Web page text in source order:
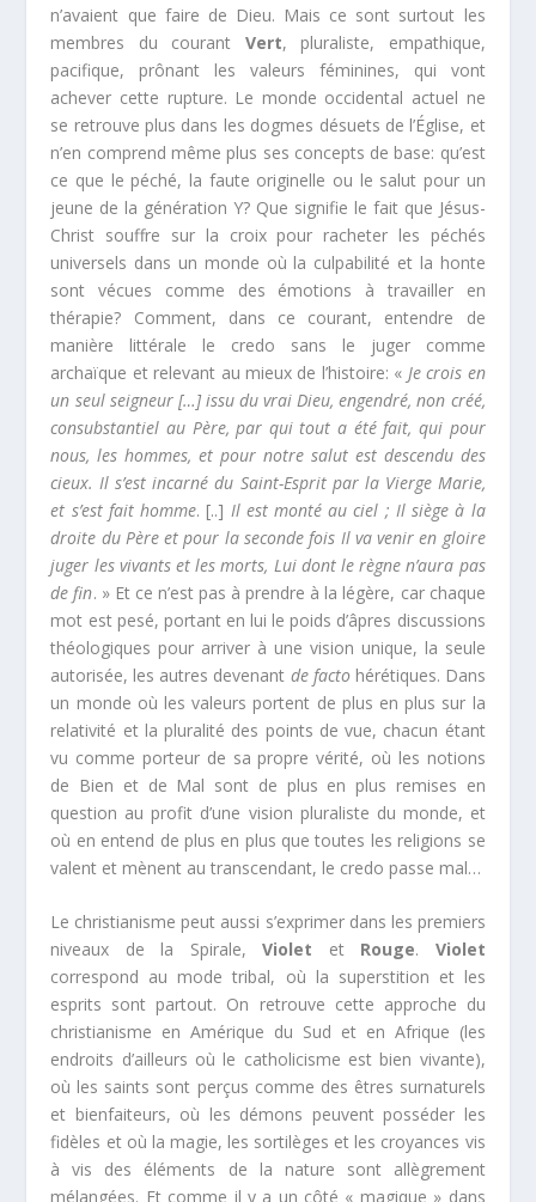
n’avaient que faire de Dieu. Mais ce sont surtout les
membres du courant Vert, pluraliste, empathique,
pacifique, prônant les valeurs féminines, qui vont
achever cette rupture. Le monde occidental actuel ne
se retrouve plus dans les dogmes désuets de l’Église, et
n’en comprend même plus ses concepts de base: qu’est
ce que le péché, la faute originelle ou le salut pour un
jeune de la génération Y? Que signifie le fait que Jésus-
Christ souffre sur la croix pour racheter les péchés
universels dans un monde où la culpabilité et la honte
sont vécues comme des émotions à travailler en
thérapie? Comment, dans ce courant, entendre de
manière littérale le credo sans le juger comme
archaïque et relevant au mieux de l’histoire: « Je crois en
un seul seigneur […] issu du vrai Dieu, engendré, non créé,
consubstantiel au Père, par qui tout a été fait, qui pour
nous, les hommes, et pour notre salut est descendu des
cieux. Il s’est incarné du Saint-Esprit par la Vierge Marie,
et s’est fait homme. [..] Il est monté au ciel ; Il siège à la
droite du Père et pour la seconde fois Il va venir en gloire
juger les vivants et les morts, Lui dont le règne n’aura pas
de fin. » Et ce n’est pas à prendre à la légère, car chaque
mot est pesé, portant en lui le poids d’âpres discussions
théologiques pour arriver à une vision unique, la seule
autorisée, les autres devenant de facto hérétiques. Dans
un monde où les valeurs portent de plus en plus sur la
relativité et la pluralité des points de vue, chacun étant
vu comme porteur de sa propre vérité, où les notions
de Bien et de Mal sont de plus en plus remises en
question au profit d’une vision pluraliste du monde, et
où en entend de plus en plus que toutes les religions se
valent et mènent au transcendant, le credo passe mal…
Le christianisme peut aussi s’exprimer dans les premiers
niveaux de la Spirale,Violet et Rouge. Violet
correspond au mode tribal, où la superstition et les
esprits sont partout. On retrouve cette approche du
christianisme en Amérique du Sud et en Afrique (les
endroits d’ailleurs où le catholicisme est bien vivante),
où les saints sont perçus comme des êtres surnaturels
et bienfaiteurs, où les démons peuvent posséder les
fidèles et où la magie, les sortilèges et les croyances vis
à vis des éléments de la nature sont allègrement
mélangées. Et comme il y a un côté « magique » dans